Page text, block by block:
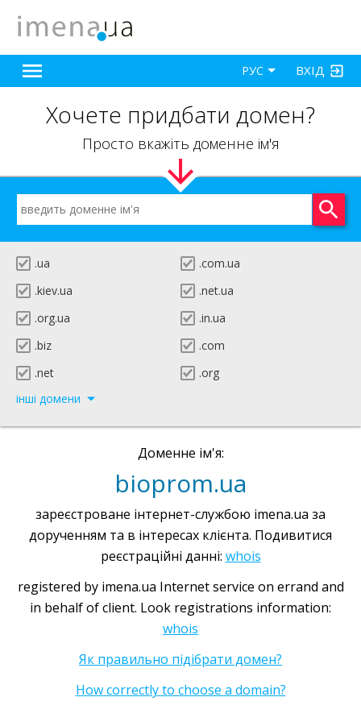
ВХІД
РУС
Хочете придбати домен?
Просто вкажіть доменне ім'я
.ua
.com.ua
.kiev.ua
.net.ua
.org.ua
.in.ua
.biz
.com
.net
.org
інші домени
Доменне ім'я:
bioprom.ua
зареєстроване інтернет-службою imena.ua за
дорученням та в інтересах клієнта. Подивитися
реєстраційні данні: whois
registered by imena.ua Internet service on errand and
in behalf of client. Look registrations information:
whois
Як правильно підібрати домен?
How correctly to choose a domain?